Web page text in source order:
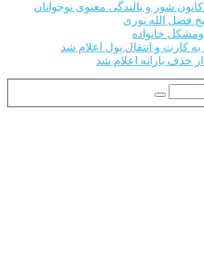
کانون شور و بالندگی معنوی نوجوانان
فضل الله نوری
ومشکل خانواده
کارت و انتقال پول اعلام شد
حذف یارانه اعلام شد